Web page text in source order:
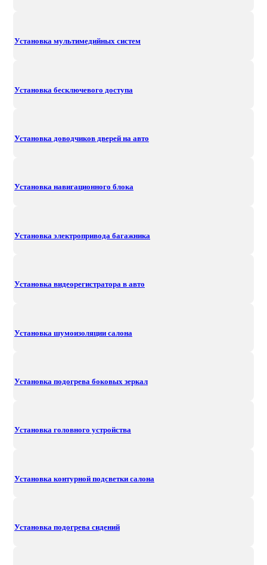
Установка мультимедийных систем
Установка бесключевого доступа
Установка доводчиков дверей на авто
Установка навигационного блока
Установка электропривода багажника
Установка видеорегистратора в авто
Установка шумоизоляции салона
Установка подогрева боковых зеркал
Установка головного устройства
Установка контурной подсветки салона
Установка подогрева сидений